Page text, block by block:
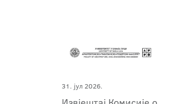
31. јул 2026.